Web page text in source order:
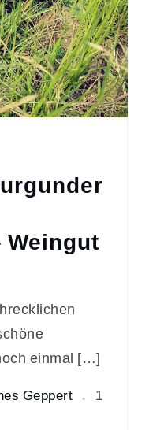
Weingut
einmal […]
Geppert
1